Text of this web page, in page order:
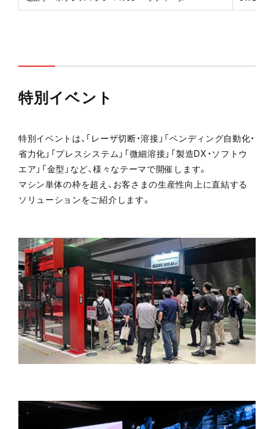
特別イベント
特別イベントは、「レーザ切断・溶接」「ベンディング自動化・
省力化」「プレスシステム」「微細溶接」「製造DX・ソフトウ
エア」「金型」など、様々なテーマで開催します。
マシン単体の枠を超え、お客さまの生産性向上に直結する
ソリューションをご紹介します。